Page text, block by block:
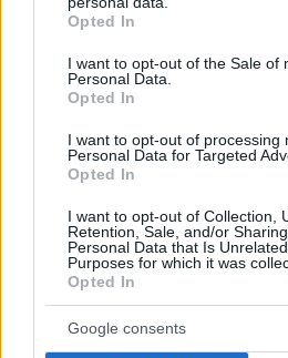
grant or deny consent to Google
use your data for below specified
consent section.
Opted In
I want to opt-out of the Sale of
Personal Data.
Opted In
I want to opt-out of processing
Personal Data for Targeted
Opted In
I want to opt-out of Collection,
Retention, Sale, and/or
Personal Data that Is
Purposes for which it was
Opted In
Google consents
Η Γουάντα Νάρα μας δείχνει την
06.06.2020, 21:16